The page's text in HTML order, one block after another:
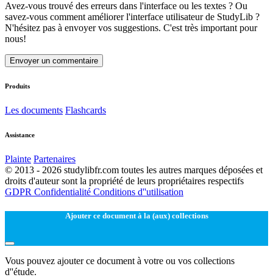
Avez-vous trouvé des erreurs dans l'interface ou les textes ? Ou
savez-vous comment améliorer l'interface utilisateur de StudyLib ?
N'hésitez pas à envoyer vos suggestions. C'est très important pour
nous!
Envoyer un commentaire
Produits
Les documents Flashcards
Assistance
Plainte Partenaires
© 2013 - 2026 studylibfr.com toutes les autres marques déposées et
droits d'auteur sont la propriété de leurs propriétaires respectifs
GDPR Confidentialité Conditions d''utilisation
Ajouter ce document à la (aux) collections
Vous pouvez ajouter ce document à votre ou vos collections
d''étude.